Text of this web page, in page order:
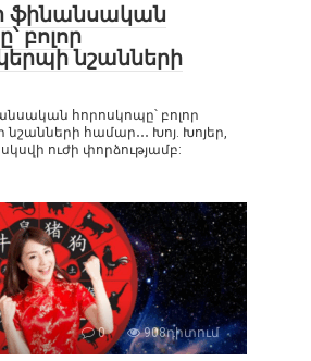
ֆինանսական
բոլոր
նշանների
հորոսկոպը՝ բոլոր
համար․․․ Խոյ. Խոյեր,
ուժի փորձությամբ:
0 908դիտում